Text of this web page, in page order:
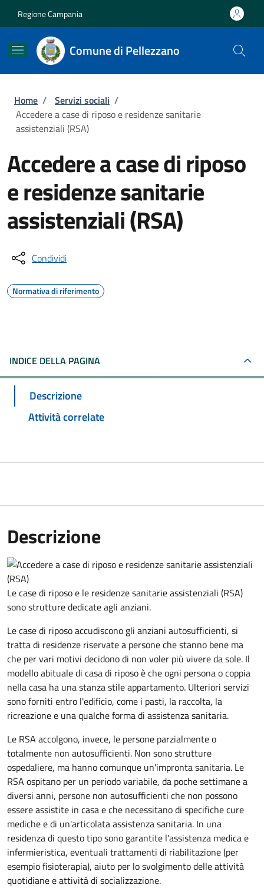
Regione Campania
Comune di Pellezzano
Briciole di pane
Home / Servizi sociali /
Accedere a case di riposo e residenze sanitarie
assistenziali (RSA)
Accedere a case di riposo
e residenze sanitarie
assistenziali (RSA)
Condividi
Normativa di riferimento
INDICE DELLA PAGINA
Descrizione
Attività correlate
Descrizione
Le case di riposo e le residenze sanitarie assistenziali (RSA)
sono strutture dedicate agli anziani.
Le case di riposo accudiscono gli anziani autosufficienti, si
tratta di residenze riservate a persone che stanno bene ma
che per vari motivi decidono di non voler più vivere da sole. Il
modello abituale di casa di riposo è che ogni persona o coppia
nella casa ha una stanza stileappartamento. Ulteriori servizi
sono forniti entro l'edificio, come i pasti, la raccolta, la
ricreazione e una qualche forma di assistenza sanitaria.
Le RSA accolgono, invece, le persone parzialmente o
totalmente non autosufficienti. Non sono strutture
ospedaliere, ma hanno comunque un'impronta sanitaria. Le
RSA ospitano per un periodo variabile, da poche settimane a
diversi anni, persone non autosufficienti che non possono
essere assistite in casa e che necessitano di specifiche cure
mediche e di un'articolata assistenza sanitaria. In una
residenza di questo tipo sono garantite l'assistenza medica e
infermieristica, eventuali trattamenti di riabilitazione (per
esempio fisioterapia), aiuto per lo svolgimento delle attività
quotidiane e attività di socializzazione.